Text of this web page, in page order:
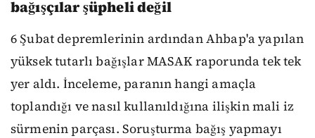
bağışçılar şüpheli değil
6 Şubat depremlerinin ardından Ahbap'a yapılan
yüksek tutarlı bağışlar MASAK raporunda tek tek
yer aldı. İnceleme, paranın hangi amaçla
toplandığı ve nasıl kullanıldığına ilişkin mali iz
sürmenin parçası. Soruşturma bağış yapmayı